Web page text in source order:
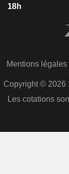
18h
Mentions légales
Copyright © 2026
Les cotations